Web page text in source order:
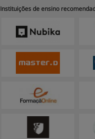
Instituições de ensino